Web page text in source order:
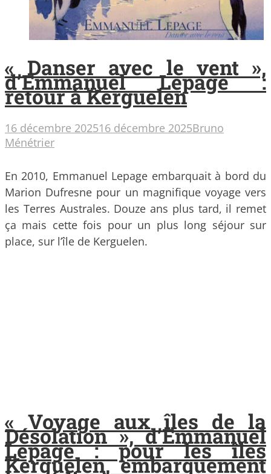
« Danser avec le vent »,
d’Emmanuel Lepage :
retour à Kerguelen
16 décembre 202516 décembre 2025Bruno
Ménétrier
En 2010, Emmanuel Lepage embarquait à bord du
Marion Dufresne pour un magnifique voyage vers
les Terres Australes. Douze ans plus tard, il remet
ça mais cette fois pour un plus long séjour sur
place, sur l’île de Kerguelen.
« Voyage aux îles de la
Désolation », d’Emmanuel
Lepage : pour les îles
Kerguelen, embarquement